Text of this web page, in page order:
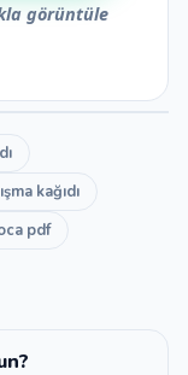
görüntüle
kağıdı
pdf